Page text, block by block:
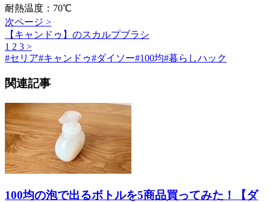
耐熱温度：70℃
次ページ >
【キャンドゥ】のスカルプブラシ
1 2 3 >
#セリア#キャンドゥ#ダイソー#100均#暮らしハック
関連記事
100均の泡で出るボトルを5商品買ってみた！【ダ